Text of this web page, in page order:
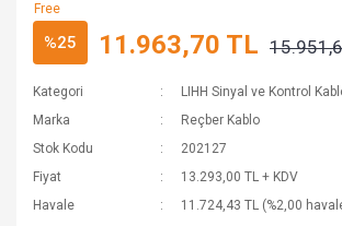
%25 11.963,70 TL
Kategori
LIHH Sinyal ve Kontrol
Marka
Reçber Kablo
Stok Kodu
202127
Fiyat
13.293,00 TL + KDV
Havale
11.724,43 TL (%2,00